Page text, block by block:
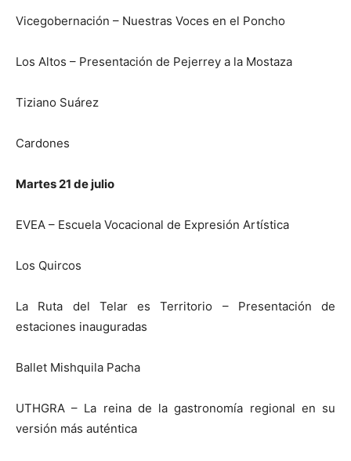
Vicegobernación – Nuestras Voces en el Poncho
Los Altos – Presentación de Pejerrey a la Mostaza
Tiziano Suárez
Cardones
Martes 21 de julio
EVEA – Escuela Vocacional de Expresión Artística
Los Quircos
La Ruta del Telar es Territorio – Presentación de
estaciones inauguradas
Ballet Mishquila Pacha
UTHGRA – La reina de la gastronomía regional en su
versión más auténtica